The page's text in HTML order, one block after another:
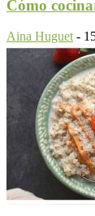
Cómo
Aina Huguet -